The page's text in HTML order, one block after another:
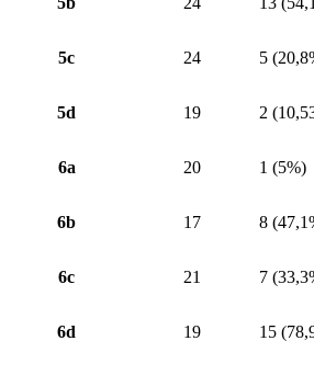
5c 24 5
5d 19 2
6a 20 1 (5%)
6b 17 8
6c 21 7
6d 19 15